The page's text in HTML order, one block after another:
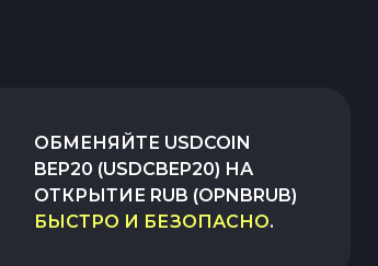
ОБМЕНЯЙТЕ USDCOIN
BEP20 (USDCBEP20) НА
ОТКРЫТИЕ RUB (OPNBRUB)
БЫСТРО И БЕЗОПАСНО.